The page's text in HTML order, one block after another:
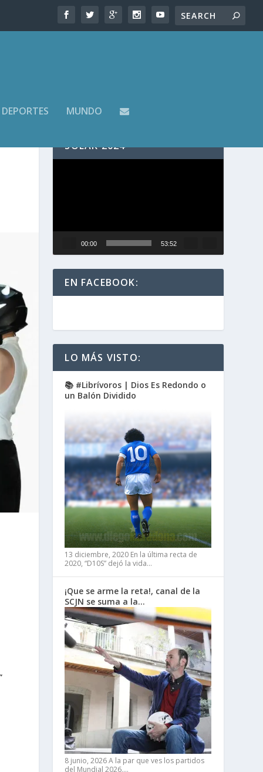
DEPORTES MUNDO
”
SOLAR 2024
00:00 53:52
EN FACEBOOK:
LO MÁS VISTO:
📚 #Librívoros | Dios Es Redondo o
un Balón Dividido
13 diciembre, 2020 En la última recta de
2020, “D10S” dejó la vida…
¡Que se arme la reta!, canal de la
SCJN se suma a la…
8 junio, 2026A la par que ves los partidos
del Mundial 2026,…